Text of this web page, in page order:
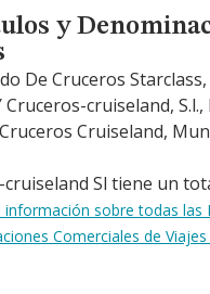
Denominaciones
y
De Cruceros
Cruceros-cruiseland,
Cruiseland,
cruiseland Sl tiene un
información sobre todas las
Comerciales de Viajes